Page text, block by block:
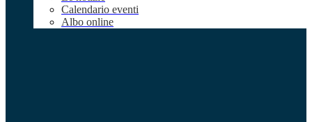
Calendario eventi
Albo online